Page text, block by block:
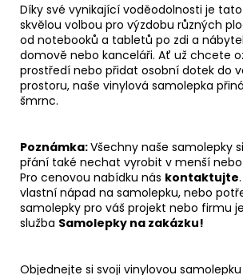
Díky své vynikající voděodolnosti je
skvělou volbou pro výzdobu různých
od notebooků a tabletů po zdi a
domově nebo kanceláři. Ať už chcete
prostředí nebo přidat osobní dotek do
prostoru, naše vinylová samolepka
šmrnc.
Poznámka:Všechny naše samolepky
přání také nechat vyrobit v menší
Pro cenovou nabídku nás kontaktujte
vlastní nápad na samolepku, nebo
samolepky pro váš projekt nebo firmu
služba Samolepky na zakázku!
Objednejte si svoji vinylovou